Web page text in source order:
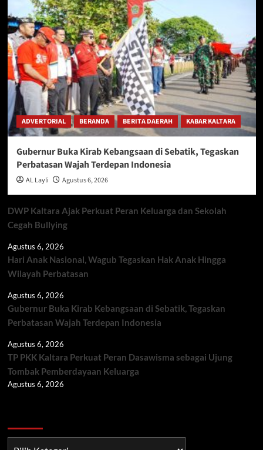
ADVERTORIAL BERANDA BERITA DAERAH KABAR KALTARA
Gubernur Buka Kirab Kebangsaan di Sebatik, Tegaskan
Perbatasan Wajah Terdepan Indonesia
AL Layli Agustus 6, 2026
DWP Kaltara Ajak Perkuat Peran Keluarga dan Sekolah
Cegah Bullying
Agustus 6, 2026
Hari Anak Nasional, Wagub Tegaskan Hak Anak Hingga
Wilayah Perbatasan
Agustus 6, 2026
Gubernur Buka Kirab Kebangsaan di Sebatik, Tegaskan
Perbatasan Wajah Terdepan Indonesia
Agustus 6, 2026
TP PKK Kaltara Perkuat Peran Dasawisma sebagai Ujung
Tombak Pemberdayaan Keluarga
Agustus 6, 2026